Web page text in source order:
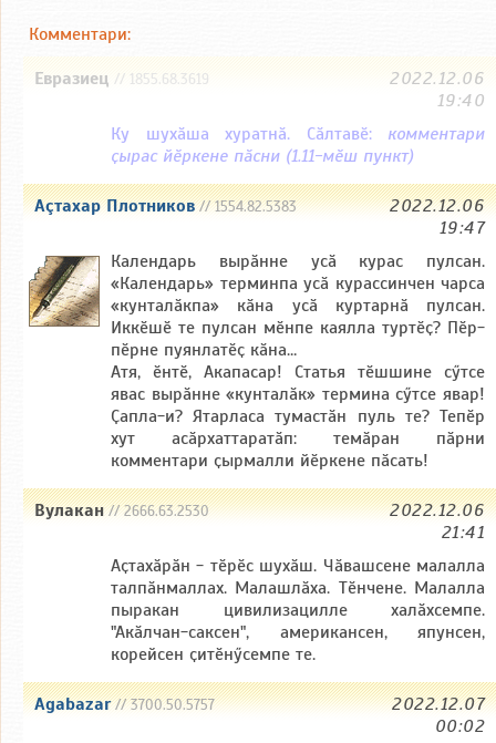
Комментари:
Евразиец // 1855.68.3619
2022.12.06
19:40
Ку шухӑша хуратнӑ. Сӑлтавӗ: комментари
ҫырас йӗркене пӑсни (1.11-мӗш пункт)
Аçтахар Плотников// 1554.82.5383
2022.12.06
19:47
Календарь вырӑнне усӑ курас пулсан.
«Календарь» терминпа усӑ курассинчен чарса
«кунталӑкпа» кӑна усӑ куртарнӑ пулсан.
Иккӗшӗ те пулсан мӗнпе каялла туртӗҫ? Пӗр-
пӗрне пуянлатӗҫ кӑна…
Атя, ӗнтӗ, Акапасар! Статья тӗшшине сӳтсе
явас вырӑнне «кунталӑк» термина сӳтсе явар!
Ҫапла-и? Ятарласа тумастӑн пуль те? Тепӗр
хут асӑрхаттаратӑп: темӑран пӑрни
комментари ҫырмалли йӗркене пӑсать!
Вулакан// 2666.63.2530
2022.12.06
21:41
Аҫтахӑрӑн - тӗрӗс шухӑш. Чӑвашсене малалла
талпӑнмаллах. Малашлӑха. Тӗнчене. Малалла
пыракан цивилизацилле халӑхсемпе.
"Акӑлчан-саксен", американсен, япунсен,
корейсен ҫитӗнӳсемпе те.
Agabazar// 3700.50.5757
2022.12.07
00:02